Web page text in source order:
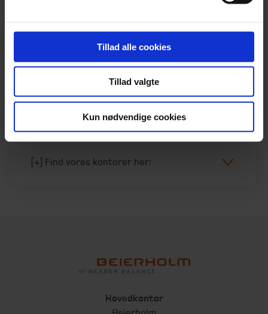
Tillad alle cookies
Tillad valgte
Kun nødvendige cookies
Find et kontor nær dig
[+] Find vores kontorer her:
Hovedkontor